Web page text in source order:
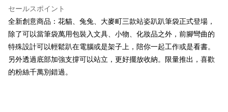
一、 AFTEE代金後払いについて
1.お支払い方法でAFTEE代金後払いを選択すると、携帯電話認証ウィンド
ウが表示されます。
3.注文するときのお支払いは不要です。商品はご指定の住所に配送されま
す。
4.ご注文が完了すると、携帯に支払い通知のSMSが届きます。アプリ会員
の場合は、AFTEE アプリプッシュ通知が届きます。
ATM払い
配送方法
全家付款取貨
配送毎にNT$100、NT$490以上で送料無料
セールスポイント
全新創意商品：花貓、兔兔、大麥町三款站姿趴趴筆袋正式登場，
除了可以當筆袋萬用包裝入文具、小物、化妝品之外，前腳彎曲的
特殊設計可以輕鬆趴在電腦或是架子上，陪你一起工作或是看書。
另外透過底部加強支撐可以站立，更好擺放收納。限量推出，喜歡
的粉絲千萬別錯過。